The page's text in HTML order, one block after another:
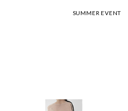
26 여름 휴가 안내